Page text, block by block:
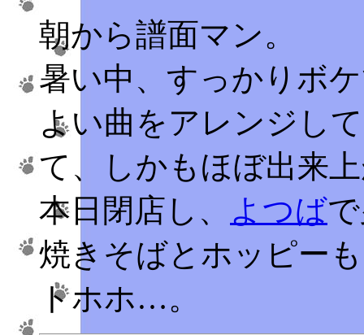
朝から譜面マン。
暑い中、すっかりボ
よい曲をアレンジし
て、しかもほぼ出来
本日閉店し、
よつば
焼きそばとホッピー
トホホ…。